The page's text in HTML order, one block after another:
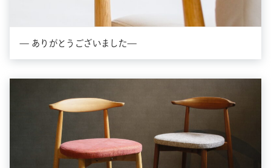
— ありがとうございました—